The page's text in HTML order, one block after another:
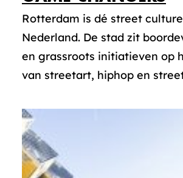
Rotterdam is dé street
Nederland. De stad zit
en grassroots initiatieven op
van streetart, hiphop en